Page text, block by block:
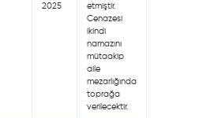
2025
etmiştir.
Cenazesi
ikindi
namazını
mütaakip
aile
mezarlığında
toprağa
verilecektir.